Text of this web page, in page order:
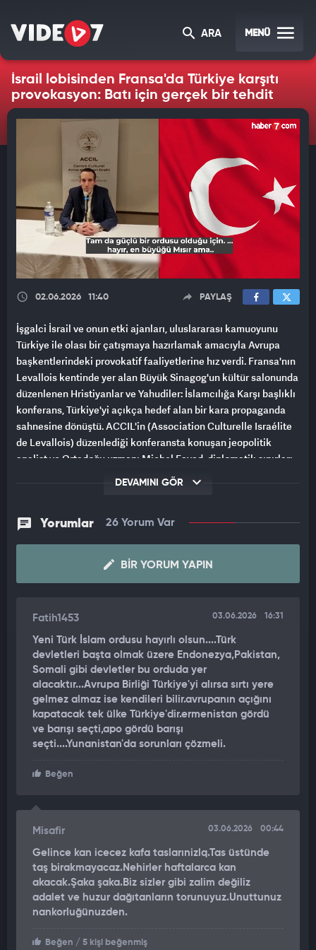
ARA MENÜ
İsrail lobisinden Fransa'da Türkiye karşıtı
provokasyon: Batı için gerçek bir tehdit
02.06.2026 11:40 PAYLAŞ
İşgalci İsrail ve onun etki ajanları, uluslararası kamuoyunu
Türkiye ile olası bir çatışmaya hazırlamak amacıyla Avrupa
başkentlerindeki provokatif faaliyetlerine hız verdi. Fransa'nın
Levallois kentinde yer alan Büyük Sinagog'un kültür salonunda
düzenlenen Hristiyanlar ve Yahudiler: İslamcılığa Karşı başlıklı
konferans, Türkiye'yi açıkça hedef alan bir kara propaganda
sahnesine dönüştü. ACCIL'in (Association Culturelle Israélite
de Levallois) düzenlediği konferansta konuşan jeopolitik
analist ve Ortadoğu uzmanı Michel Fayad, diplomatik sınırları
aşarak Türkiye'yi ve Türk ordusunu küresel bir tehdit olarak
"BATI İÇİN GERÇEK BİR TEHDİT OLUŞTURUYOR"
rahatsızlığı açıkça dile getiren Siyonist Fayad, "Öte yandan,
üzerinde çok durmadığımız Türkiye meselesi var. Türkiye;
Müslüman ülke. Ancak bugün hem Orta Doğu hem de Batı için
gerçek bir tehdit oluşturuyor." dedi. Bu sözleriyle Türkiye'yi Batı
ittifakından koparma ve izole etme niyetini gözler önüne seren
Fayad, "Bunun temel sebebi, oldukça güçlü bir orduya sahip
olması." ifadelerini kullandı. Türk ordusunun stratejik olarak
çok kritik bir noktada bulunduğunun altını çizen Fayad,
Avrupa'daki Türk diasporasını da hedef tahtasına oturtarak,
"Türk İslamcı gruplar sadece Almanya'da değil, Fransa'da da
son derece güçlüler. Aslına bakarsanız Suriye'de kontrolü ele
Konuşmasında ABD Başkanı Donald Trump ile Başkan Erdoğan
bölgedeki bağımsız politikalarını karalama çabasına girişti.
Türkiye'nin Suriye'de İran'ın boşalttığı mevzileri doldurmaya
çalıştığını iddia eden Fayad, asıl niyetini şu provokatif sözlerle
ifşa etti: "Erdoğan'ın partisi olan AK Parti'nin kongrelerini takip
ederseniz, söylemlerin her zaman tüm katılımcılar tarafından
İsrail'in yıkılmasına yönelik sloganlarla sona erdiğini
DEVAMINI GÖR
Yorumlar 26 Yorum Var
BIR YORUM YAPIN
Fatih1453 03.06.2026 16:31
Yeni Türk İslam ordusu hayırlı olsun....Türk
devletleri başta olmak üzere Endonezya,Pakistan,
Somali gibi devletler bu orduda yer
alacaktır...Avrupa Birliği Türkiye'yi alırsa sırtı yere
gelmez almaz ise kendileri bilir.avrupanın açığını
kapatacak tek ülke Türkiye'dir.ermenistan gördü
ve barışı seçti,apo gördü barışı
seçti....Yunanistan'da sorunları çözmeli.
Beğen
Misafir 03.06.2026 00:44
Gelince kan icecez kafa taslarınizlq.Tas üstünde
taş birakmayacaz.Nehirler haftalarca kan
akacak.Şaka şaka.Biz sizler gibi zalim değiliz
adalet ve huzur dağıtanların torunuyuz.Unuttunuz
nankorluğünuzden.
Beğen / 5 kişi beğenmiş